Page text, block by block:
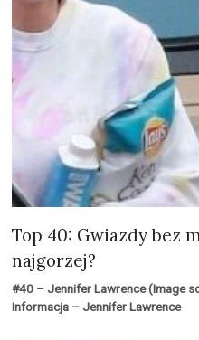
Top 40: Gwiazdy bez
najgorzej?
#40 – Jennifer Lawrence (Image
Informacja – Jennifer Lawrence